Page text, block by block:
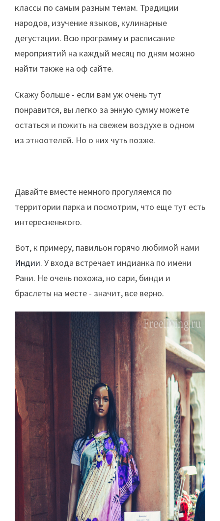
классы по самым разным темам. Традиции
народов, изучение языков, кулинарные
дегустации. Всю программу и расписание
мероприятий на каждый месяц по дням можно
найти также на оф сайте.
Скажу больше - если вам уж очень тут
понравится, вы легко за энную сумму можете
остаться и пожить на свежем воздухе в одном
из этноотелей. Но о них чуть позже.
Давайте вместе немного прогуляемся по
территории парка и посмотрим, что еще тут есть
интересненького.
Вот, к примеру, павильон горячо любимой нами
Индии. У входа встречает индианка по имени
Рани. Не очень похожа, но сари, бинди и
браслеты на месте - значит, все верно.